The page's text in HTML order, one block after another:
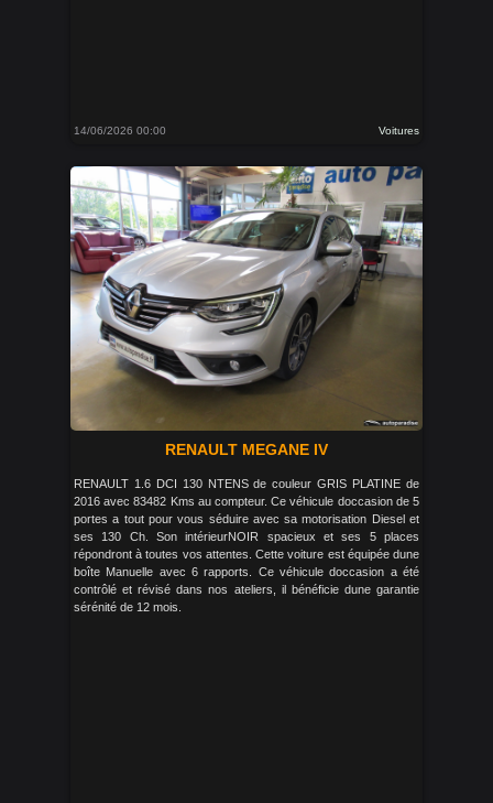
14/06/2026 00:00 Voitures
RENAULT MEGANE IV
RENAULT 1.6 DCI 130 NTENS de couleur GRIS PLATINE de
2016 avec 83482 Kms au compteur. Ce véhicule doccasion de 5
portes a tout pour vous séduire avec sa motorisation Diesel et
ses 130 Ch. Son intérieurNOIR spacieux et ses 5 places
répondront à toutes vos attentes. Cette voiture est équipée dune
boîte Manuelle avec 6 rapports. Ce véhicule doccasion a été
contrôlé et révisé dans nos ateliers, il bénéficie dune garantie
sérénité de 12 mois.